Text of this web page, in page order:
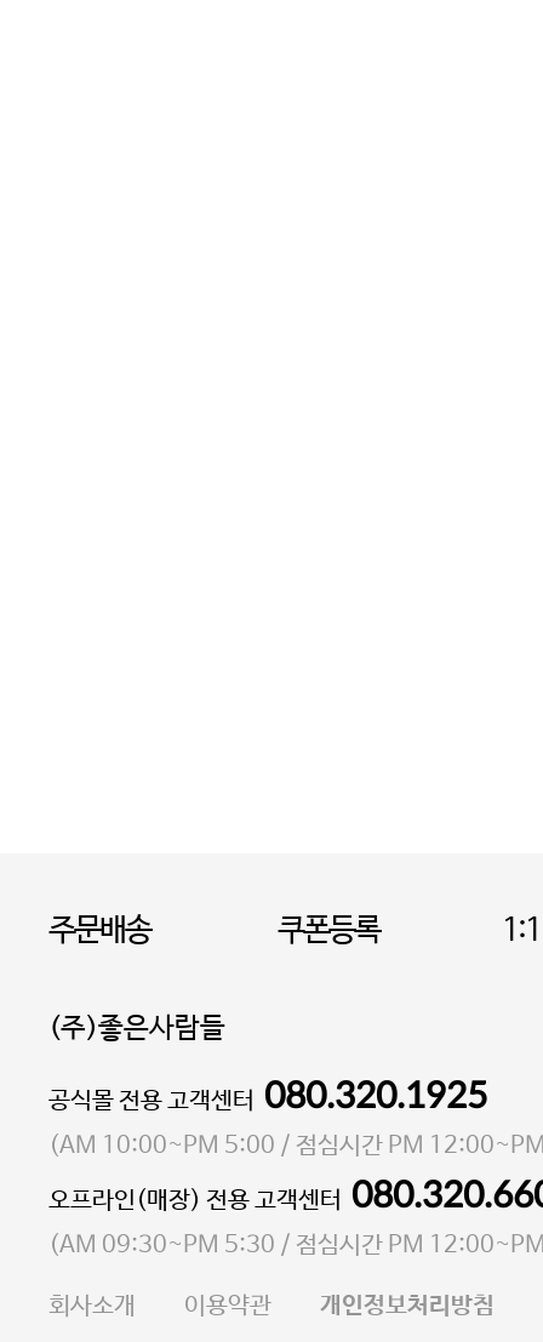
주문배송 쿠폰등록
(주)좋은사람들
대표 이성현,박영환| 개인정보관리책임자 김상현
소재지 서울특별시 마포구 마포대로4다길 41 마포
통신판매업 신고번호 2023-서울마포-3931호
사업자등록번호 105-81-58242
E-MAIL goodpeople@gpin.co.kr
공식몰 전용 고객센터 080.320.1925
(AM 10:00~PM 5:00 / 점심시간 PM
오프라인(매장) 전용 고객센터
(AM 09:30~PM 5:30 / 점심시간 PM
회사소개 이용약관 개인정보처리방침